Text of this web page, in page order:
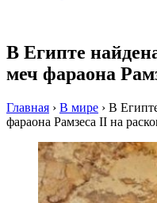
В Египте
меч фараона
Главная › В мире › В
фараона Рамзеса II на